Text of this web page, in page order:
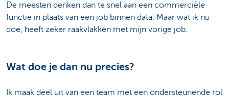
De meesten denken dan te snel aan een commerciële
functie in plaats van een job binnen data. Maar wat ik nu
doe, heeft zeker raakvlakken met mijn vorige job.
Wat doe je dan nu precies?
Ik maak deel uit van een team met een ondersteunende rol